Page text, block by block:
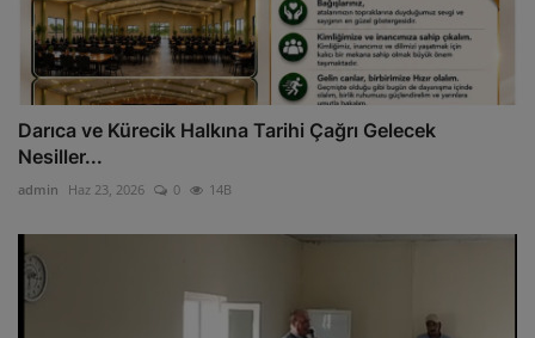
Darıca ve Kürecik Halkına Tarihi Çağrı Gelecek
Nesiller...
admin Haz 23, 2026 0 14B